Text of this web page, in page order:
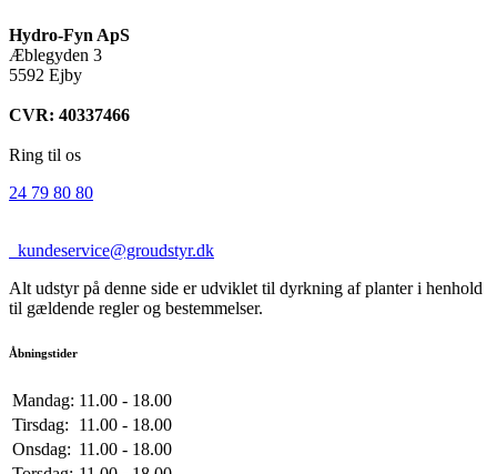
Hydro-Fyn ApS
Æblegyden 3
5592 Ejby
CVR: 40337466
Ring til os
24 79 80 80
kundeservice@groudstyr.dk
Alt udstyr på denne side er udviklet til dyrkning af planter i henhold
til gældende regler og bestemmelser.
Åbningstider
Mandag: 11.00 - 18.00
Tirsdag:
11.00 - 18.00
Onsdag: 11.00 - 18.00